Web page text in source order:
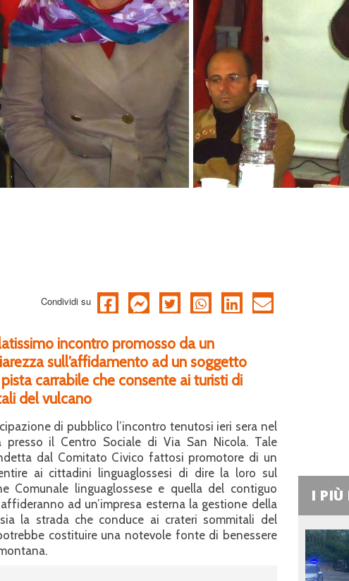
Condividi su
incontro promosso da un
sull’affidamento ad un soggetto
carrabile che consente ai turisti di
del vulcano
di pubblico l’incontro tenutosi ieri sera nel
presso il Centro Sociale di Via San Nicola. Tale
dal Comitato Civico fattosi promotore di un
ai cittadini linguaglossesi di dire la loro sul
Comunale linguaglossese e quella del contiguo
ad un’impresa esterna la gestione della
la strada che conduce ai crateri sommitali del
costituire una notevole fonte di benessere
I PIÙ